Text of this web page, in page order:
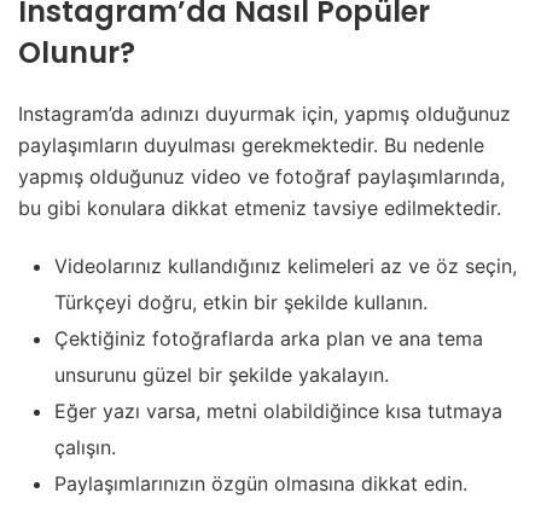
Instagram’da Nasıl Popüler
Olunur?
Instagram’da adınızı duyurmak için, yapmış olduğunuz
paylaşımların duyulması gerekmektedir. Bu nedenle
yapmış olduğunuz video ve fotoğraf paylaşımlarında,
bu gibi konulara dikkat etmeniz tavsiye edilmektedir.
Videolarınız kullandığınız kelimeleri az ve öz seçin,
Türkçeyi doğru, etkin bir şekilde kullanın.
Çektiğiniz fotoğraflarda arka plan ve ana tema
unsurunu güzel bir şekilde yakalayın.
Eğer yazı varsa, metni olabildiğince kısa tutmaya
çalışın.
Paylaşımlarınızın özgün olmasına dikkat edin.